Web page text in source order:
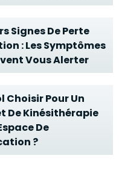
Signes De Perte
: Les Symptômes
Vous Alerter
Choisir Pour Un
De Kinésithérapie
De
?